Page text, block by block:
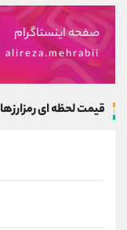
صفحه اینستاگرام
alireza.mehrabii
قیمت لحظه ای رمزارزها